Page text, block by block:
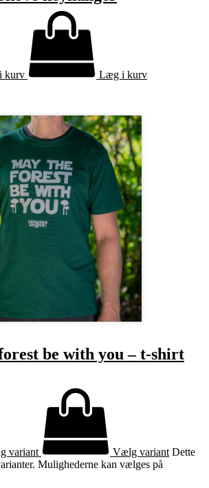
kurv Læg i kurv
be with you – t-shirt
variant Vælg variant Dette
Mulighederne kan vælges på